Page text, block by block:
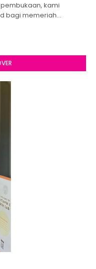
kami
bagi memeriah…